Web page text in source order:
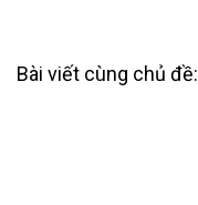
Bài viết cùng chủ đề: